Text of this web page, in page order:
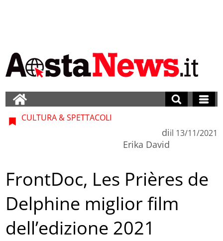
CULTURA & SPETTACOLI
di
Erika David
il 13/11/2021
FrontDoc, Les Prières de
Delphine miglior film
dell’edizione 2021